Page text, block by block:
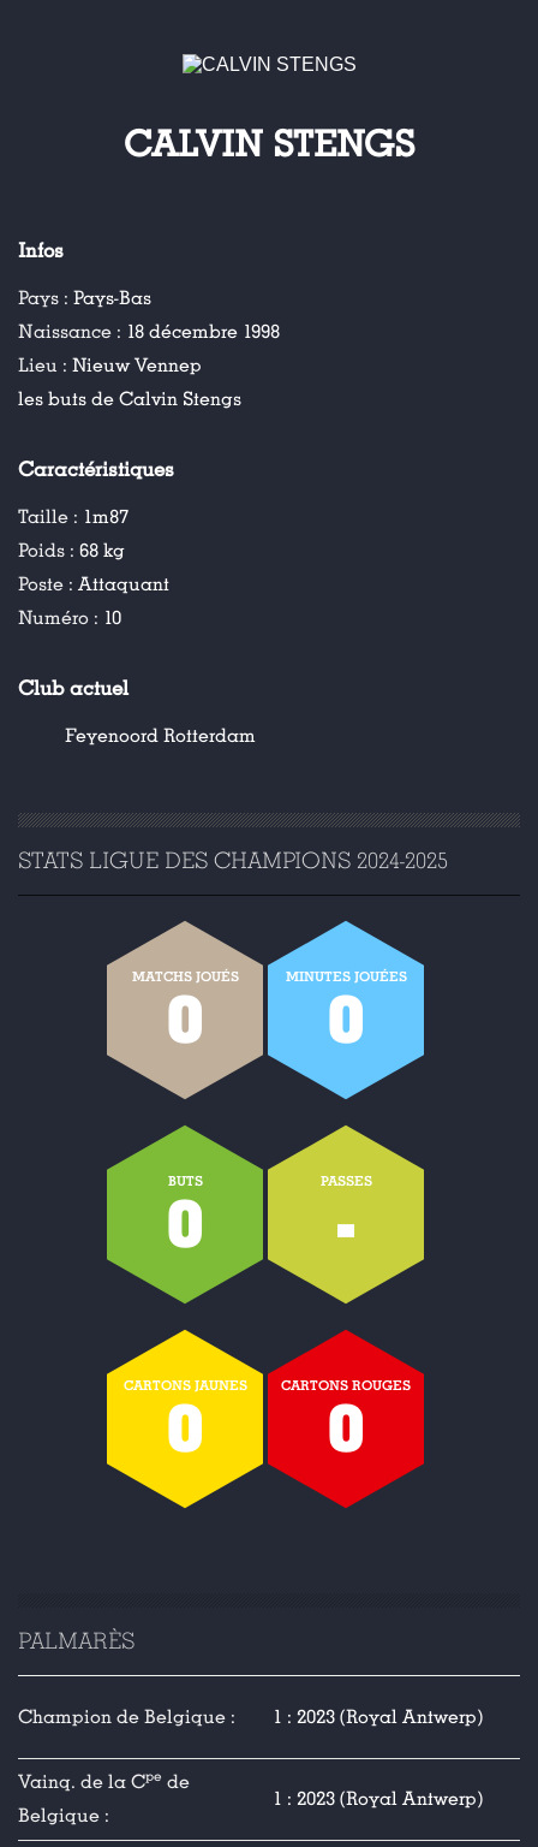
CALVIN STENGS
Infos
Pays : Pays-Bas
Naissance : 18 décembre 1998
Lieu : Nieuw Vennep
les buts de Calvin Stengs
Caractéristiques
Taille : 1m87
Poids : 68 kg
Poste : Attaquant
Numéro : 10
Club actuel
Feyenoord Rotterdam
STATS LIGUE DES CHAMPIONS 2024-2025
MATCHS JOUÉS
0
MINUTES JOUÉES
0
BUTS
0
PASSES
-
CARTONS JAUNES
0
CARTONS ROUGES
0
PALMARÈS
Champion de Belgique : 1 : 2023 (Royal Antwerp)
Vainq. de la Cpe de
Belgique :
1 : 2023 (Royal Antwerp)